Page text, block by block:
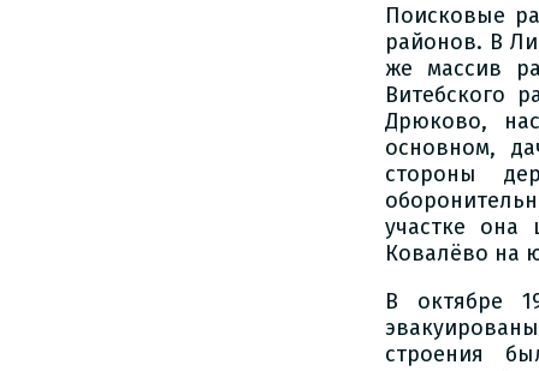
Поисковые
районов. В
же массив
Витебского
Дрюково,
основном,
стороны
участке
Ковалёво на
В октябре
строения